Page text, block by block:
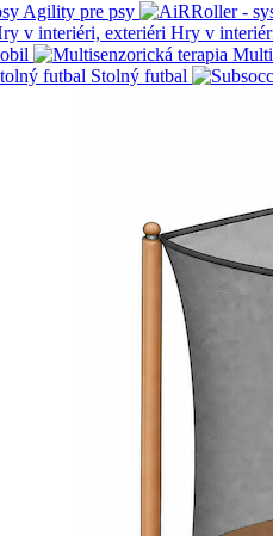
Agility pre psy
Hry v
Stolný futbal